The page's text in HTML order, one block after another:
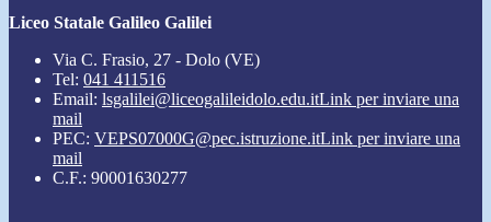
Liceo Statale Galileo Galilei
Via C. Frasio, 27 - Dolo (VE)
Tel: 041 411516
Email: lsgalilei@liceogalileidolo.edu.itLink per inviare una
mail
PEC: VEPS07000G@pec.istruzione.itLink per inviare una
mail
C.F.: 90001630277